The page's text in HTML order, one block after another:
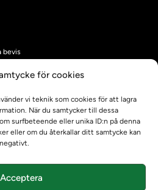
för cookies
vi teknik som cookies för att lagra
När du samtycker till dessa
surfbeteende eller unika ID:n på denna
eller om du återkallar ditt samtycke kan
Acceptera
bevis